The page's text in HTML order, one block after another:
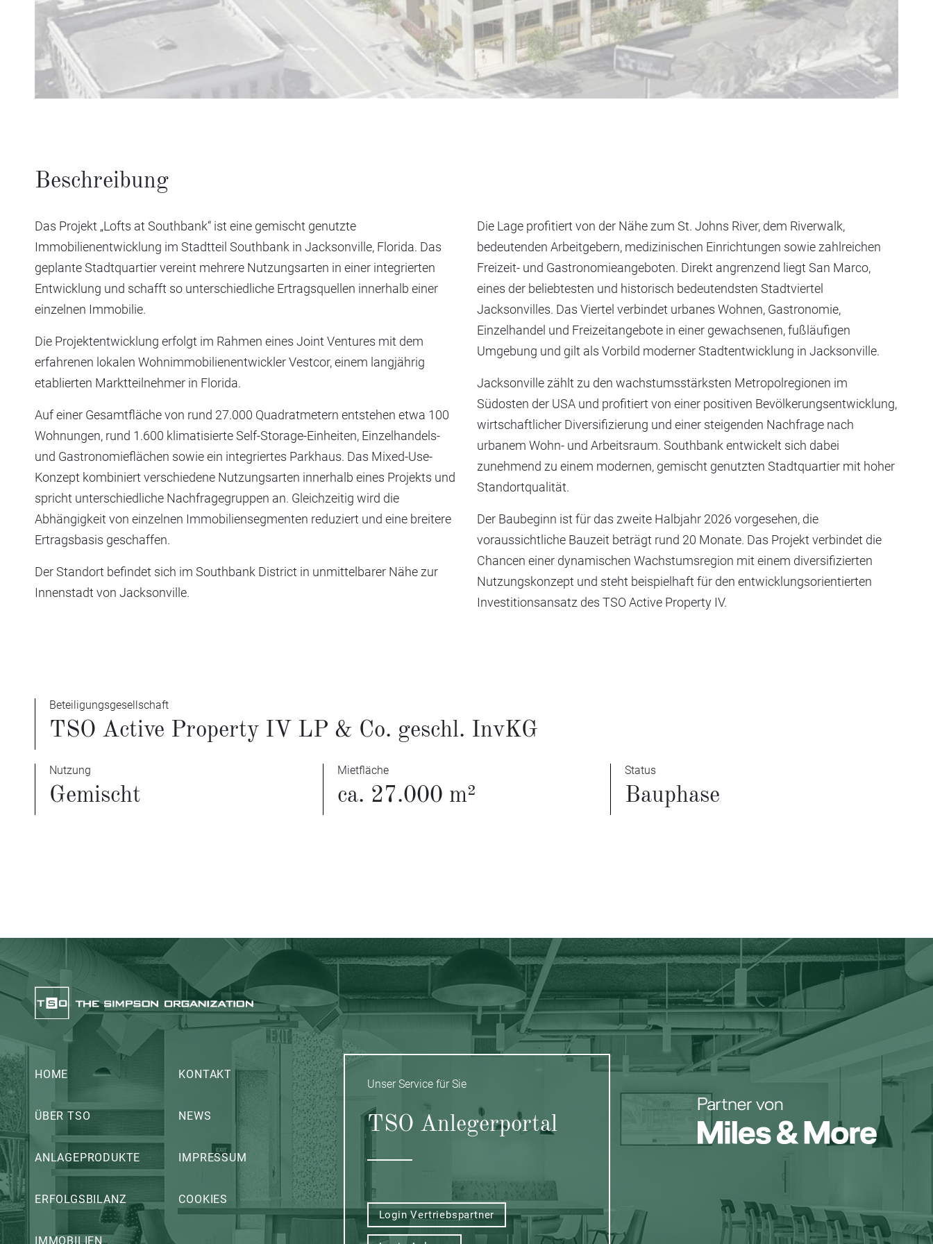
Beschreibung
Das Projekt „Lofts at Southbank“ ist eine gemischt genutzte
Immobilienentwicklung im Stadtteil Southbank in Jacksonville, Florida. Das
geplante Stadtquartier vereint mehrere Nutzungsarten in einer integrierten
Entwicklung und schafft so unterschiedliche Ertragsquellen innerhalb einer
einzelnen Immobilie.
Die Projektentwicklung erfolgt im Rahmen eines Joint Ventures mit dem
erfahrenen lokalen Wohnimmobilienentwickler Vestcor, einem langjährig
etablierten Marktteilnehmer in Florida.
Auf einer Gesamtfläche von rund 27.000 Quadratmetern entstehen etwa 100
Wohnungen, rund 1.600 klimatisierte Self-Storage-Einheiten, Einzelhandels-
und Gastronomieflächen sowie ein integriertes Parkhaus. Das Mixed-Use-
Konzept kombiniert verschiedene Nutzungsarten innerhalb eines Projekts und
spricht unterschiedliche Nachfragegruppen an. Gleichzeitig wird die
Abhängigkeit von einzelnen Immobiliensegmenten reduziert und eine breitere
Ertragsbasis geschaffen.
Der Standort befindet sich im Southbank District in unmittelbarer Nähe zur
Innenstadt von Jacksonville.
Die Lage profitiert von der Nähe zum St. Johns River, dem Riverwalk,
bedeutenden Arbeitgebern, medizinischen Einrichtungen sowie zahlreichen
Freizeit- und Gastronomieangeboten. Direkt angrenzend liegt San Marco,
eines der beliebtesten und historisch bedeutendsten Stadtviertel
Jacksonvilles. Das Viertel verbindet urbanes Wohnen, Gastronomie,
Einzelhandel und Freizeitangebote in einer gewachsenen, fußläufigen
Umgebung und gilt als Vorbild moderner Stadtentwicklung in Jacksonville.
Jacksonville zählt zu den wachstumsstärksten Metropolregionen im
Südosten der USA und profitiert von einer positiven Bevölkerungsentwicklung,
wirtschaftlicher Diversifizierung und einer steigenden Nachfrage nach
urbanem Wohn- und Arbeitsraum. Southbank entwickelt sich dabei
zunehmend zu einem modernen, gemischt genutzten Stadtquartier mit hoher
Standortqualität.
Der Baubeginn ist für das zweite Halbjahr 2026 vorgesehen, die
voraussichtliche Bauzeit beträgt rund 20 Monate. Das Projekt verbindet die
Chancen einer dynamischen Wachstumsregion mit einem diversifizierten
Nutzungskonzept und steht beispielhaft für den entwicklungsorientierten
Investitionsansatz des TSO Active Property IV.
Beteiligungsgesellschaft
TSO Active Property IV LP & Co. geschl. InvKG
Nutzung
Gemischt
Mietfläche
ca. 27.000 m²
Status
Bauphase
HOME
ÜBER TSO
ANLAGEPRODUKTE
ERFOLGSBILANZ
IMMOBILIEN
KONTAKT
NEWS
IMPRESSUM
COOKIES
Unser Service für Sie
TSO Anlegerportal
Login Vertriebspartner